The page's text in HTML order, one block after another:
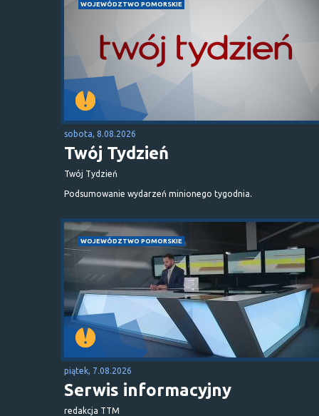
WOJEWÓDZTWO POMORSKIE
sobota, 8.08.2026
Twój Tydzień
Twój Tydzień
Podsumowanie wydarzeń minionego tygodnia.
WOJEWÓDZTWO POMORSKIE
piątek, 7.08.2026
Serwis informacyjny
redakcja TTM